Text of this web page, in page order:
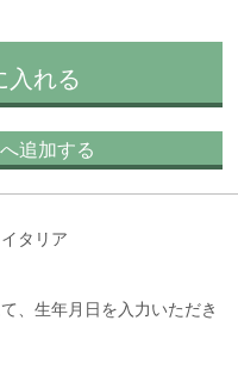
入れる
追加する
タリア
、生年月日を入力いただき